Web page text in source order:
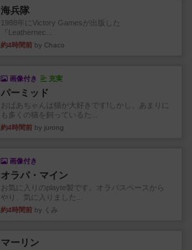
海兵隊
1988年にVictory Gamesが出版した
『Leathernec...
約4時間前 by Chaco
画像付き 充実
パーミッド
おばあちゃんは猫が大好きです!しかし、あまりに
も多くの猫を飼っているた...
約4時間前 by jurong
画像付き
オラパ・マイン
お気に入りのplayte製です。オラパスペースから
やり、気に入りました...
約4時間前 by くみ
マーリン